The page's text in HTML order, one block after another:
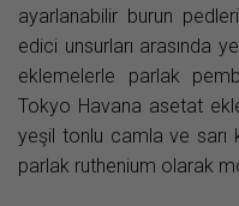
ayarlanabilir burun
edici unsurları arasında
eklemelerle parlak
Tokyo Havana asetat
yeşil tonlu camla ve sarı
parlak ruthenium olarak